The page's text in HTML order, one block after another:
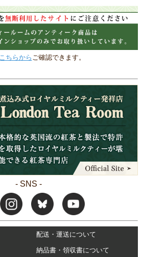
こちらから ご確認できます。
- SNS -
配送・運送について
納品書・領収書について